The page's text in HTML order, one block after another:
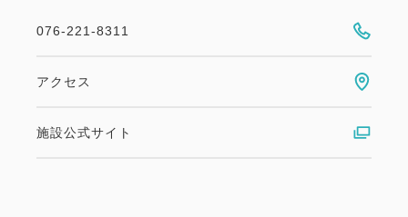
076-221-8311
アクセス
施設公式サイト